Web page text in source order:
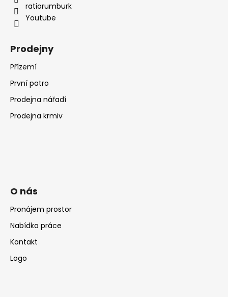
ratiorumburk
Youtube
Prodejny
Přízemí
První patro
Prodejna nářadí
Prodejna krmiv
O nás
Pronájem prostor
Nabídka práce
Kontakt
Logo